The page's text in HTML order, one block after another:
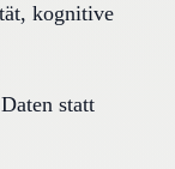
kognitive
statt